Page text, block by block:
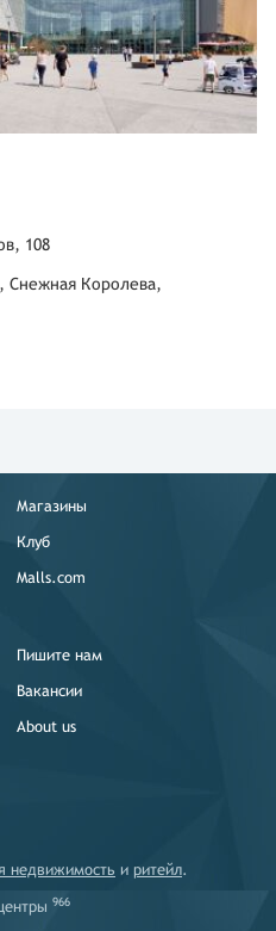
108
Королева,
Магазины
Клуб
Malls.com
Пишите нам
Вакансии
About us
недвижимость и ритейл.
966